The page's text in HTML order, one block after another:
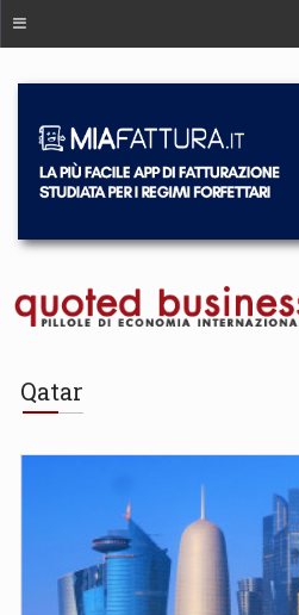
Qatar